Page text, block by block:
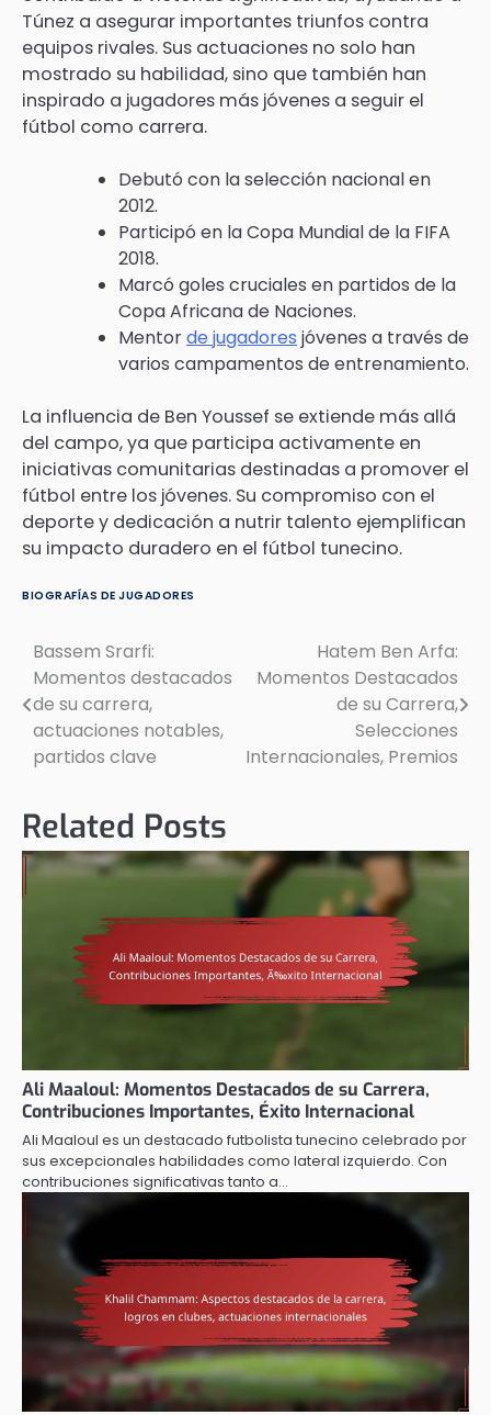
Túnez a asegurar importantes triunfos contra
equipos rivales. Sus actuaciones no solo han
mostrado su habilidad, sino que también han
inspirado a jugadores más jóvenes a seguir el
fútbol como carrera.
Debutó con la selección nacional en
2012.
Participó en la Copa Mundial de la FIFA
2018.
Marcó goles cruciales en partidos de la
Copa Africana de Naciones.
Mentorde jugadores jóvenes a través de
varios campamentos de entrenamiento.
La influencia de Ben Youssef se extiende más allá
del campo, ya que participa activamente en
iniciativas comunitarias destinadas a promover el
fútbol entre los jóvenes. Su compromiso con el
deporte y dedicación a nutrir talento ejemplifican
su impacto duradero en el fútbol tunecino.
BIOGRAFÍAS DE JUGADORES
Post
navigation
Bassem Srarfi:
Momentos destacados
de su carrera,
actuaciones notables,
partidos clave
Hatem Ben Arfa:
Momentos Destacados
de su Carrera,
Selecciones
Internacionales, Premios
Related Posts
Ali Maaloul: Momentos Destacados de su Carrera,
Contribuciones Importantes, Éxito Internacional
Ali Maaloul es un destacado futbolista tunecino celebrado por
sus excepcionales habilidades como lateral izquierdo. Con
contribuciones significativas tanto a…